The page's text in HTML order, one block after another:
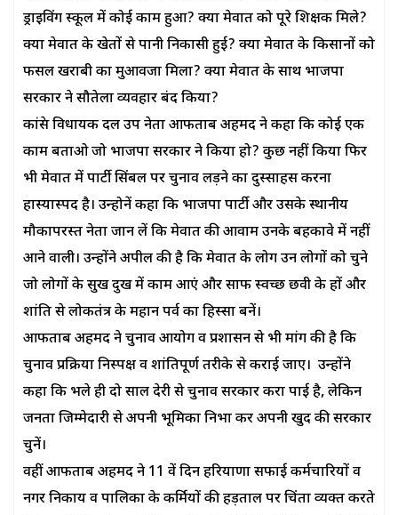
ड्राइविंग स्कूल में कोई काम हुआ? क्या मेवात को पूरे शिक्षक मिले?
क्या मेवात के खेतों से पानी निकासी हुई? क्या मेवात के किसानों को
फसल खराबी का मुआवजा मिला? क्या मेवात के साथ भाजपा
सरकार ने सौतेला व्यवहार बंद किया?
कांग्रेस विधायक दल उप नेता आफताब अहमद ने कहा कि कोई एक
काम बताओ जो भाजपा सरकार ने किया हो? कुछ नहीं किया फिर
भी मेवात में पार्टी सिंबल पर चुनाव लड़ने का दुस्साहस करना
हास्यास्पद है। उन्होनें कहा कि भाजपा पार्टी और उसके स्थानीय
मौकापरस्त नेता जान लें कि मेवात की आवाम उनके बहकावे में नहीं
आने वाली। उन्होंने अपील की है कि मेवात के लोग उन लोगों को चुने
जो लोगों के सुख दुख में काम आएं और साफ स्वच्छ छवी के हों और
शांति से लोकतंत्र के महान पर्व का हिस्सा बनें।
आफताब अहमद ने चुनाव आयोग व प्रशासन से भी मांग की है कि
चुनाव प्रक्रिया निस्पक्ष व शांतिपूर्ण तरीके से कराई जाए। उन्होंने
कहा कि भले ही दो साल देरी से चुनाव सरकार करा पाई है, लेकिन
जनता जिम्मेदारी से अपनी भूमिका निभा कर अपनी खुद की सरकार
चुनें।
वहीं आफताब अहमद ने 11 वें दिन हरियाणा सफाई कर्मचारियों व
नगर निकाय व पालिका के कर्मियों की हड़ताल पर चिंता व्यक्त करते